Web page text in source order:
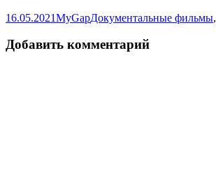
Опубликовано
16.05.2021Автор
MyGapРубрики
Документальные фильмы,
Добавить комментарий